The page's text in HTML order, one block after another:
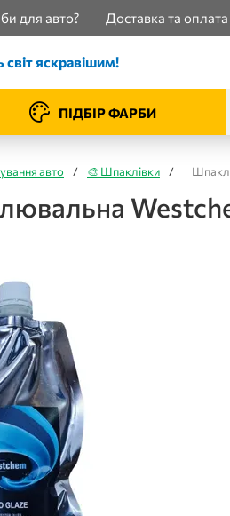
для авто? Доставка та оплата
яскравішим!
ПІДБІР ФАРБИ
авто / 🎨 Шпаклівки /